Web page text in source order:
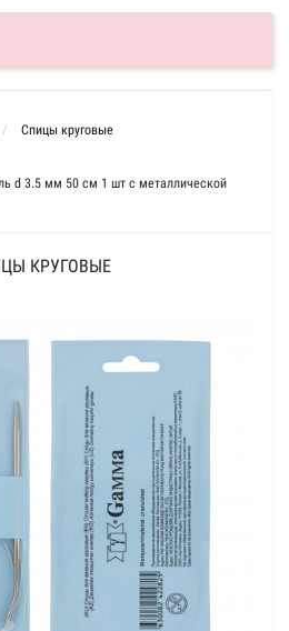
Спицы круговые
d 3.5 мм 50 см 1 шт с металлической
КРУГОВЫЕ